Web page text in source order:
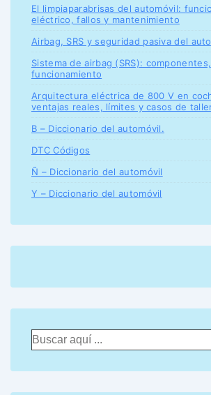
El limpiaparabrisas del automóvil:
eléctrico, fallos y mantenimiento
Airbag, SRS y seguridad pasiva del
Sistema de airbag (SRS):
funcionamiento
Arquitectura eléctrica de 800 V en
ventajas reales, límites y casos de
B – Diccionario del automóvil.
DTC Códigos
Ñ – Diccionario del automóvil
Y – Diccionario del automóvil